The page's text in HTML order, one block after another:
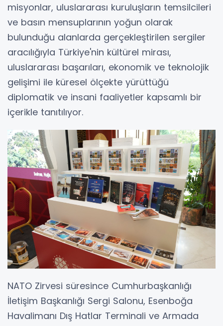
misyonlar, uluslararası kuruluşların temsilcileri
ve basın mensuplarının yoğun olarak
bulunduğu alanlarda gerçekleştirilen sergiler
aracılığıyla Türkiye'nin kültürel mirası,
uluslararası başarıları, ekonomik ve teknolojik
gelişimi ile küresel ölçekte yürüttüğü
diplomatik ve insani faaliyetler kapsamlı bir
içerikle tanıtılıyor.
NATO Zirvesi süresince Cumhurbaşkanlığı
İletişim Başkanlığı Sergi Salonu, Esenboğa
Havalimanı Dış Hatlar Terminali ve Armada